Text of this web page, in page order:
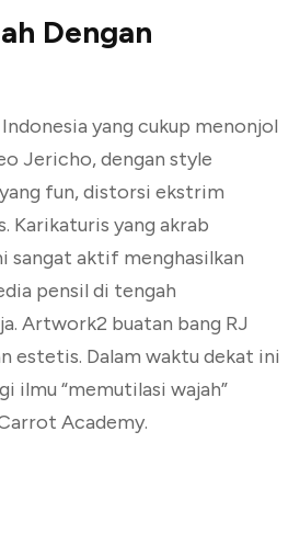
Dengan
yang cukup menonjol
Jericho, dengan style
fun, distorsi ekstrim
Karikaturis yang akrab
sangat aktif menghasilkan
pensil di tengah
Artwork2 buatan bang RJ
estetis. Dalam waktu dekat ini
ilmu “memutilasi wajah”
Academy.